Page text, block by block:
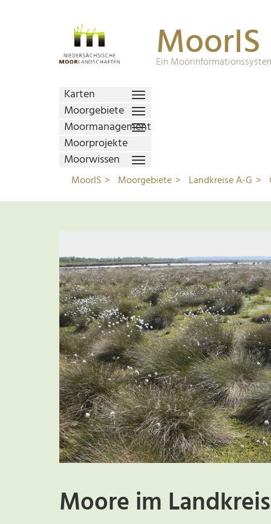
MoorIS
Ein
Karten
Moorgebiete
Moormanagement
Moorprojekte
Moorwissen
MoorIS Moorgebiete Landkreise A-G
Moore im